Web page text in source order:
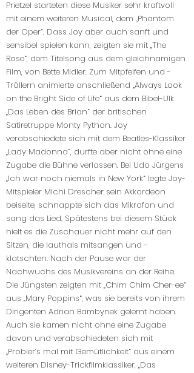
Prietzel starteten diese Musiker sehr kraftvoll
mit einem weiteren Musical, dem „Phantom
der Oper“. Dass Joy aber auch sanft und
sensibel spielen kann, zeigten sie mit „The
Rose“, dem Titelsong aus dem gleichnamigen
Film, von Bette Midler. Zum Mitpfeifen und -
Trällern animierte anschließend „Always Look
on the Bright Side of Life“ aus dem Bibel-Ulk
„Das Leben des Brian“ der britischen
Satiretruppe Monty Python. Joy
verabschiedete sich mit dem Beatles-Klassiker
„Lady Madonna“, durfte aber nicht ohne eine
Zugabe die Bühne verlassen. Bei Udo Jürgens
„Ich war noch niemals in New York“ legte Joy-
Mitspieler Michi Drescher sein Akkordeon
beiseite, schnappte sich das Mikrofon und
sang das Lied. Spätestens bei diesem Stück
hielt es die Zuschauer nicht mehr auf den
Sitzen, die lauthals mitsangen und -
klatschten. Nach der Pause war der
Nachwuchs des Musikvereins an der Reihe.
Die Jüngsten zeigten mit „Chim Chim Cher-ee“
aus „Mary Poppins“, was sie bereits von ihrem
Dirigenten Adrian Bambynek gelernt haben.
Auch sie kamen nicht ohne eine Zugabe
davon und verabschiedeten sich mit
„Probier’s mal mit Gemütlichkeit“ aus einem
weiteren Disney-Trickfilmklassiker, „Das